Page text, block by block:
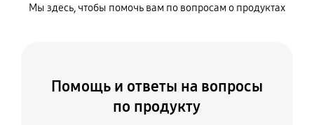
Мы здесь, чтобы помочь вам по вопросам о продуктах
Помощь и ответы на вопросы
по продукту